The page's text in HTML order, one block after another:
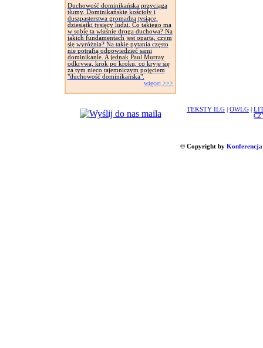
Duchowość dominikańska przyciąga
tłumy. Dominikańskie kościoły i
duszpasterstwa gromadzą tysiące,
dziesiątki tysięcy ludzi. Co takiego ma
w sobie ta właśnie droga duchowa? Na
jakich fundamentach jest oparta, czym
się wyróżnia? Na takie pytania często
nie potrafią odpowiedzieć sami
dominikanie. A jednak Paul Murray
odkrywa, krok po kroku, co kryje się
za tym nieco tajemniczym pojęciem
"duchowość dominikańska".
więcej >>>
TEKSTY ILG OWLG
© Copyright by Konferencja